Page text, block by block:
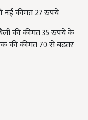
नई कीमत 27 रुपये
की कीमत 35 रुपये के
की कीमत 70 से बढ़तर